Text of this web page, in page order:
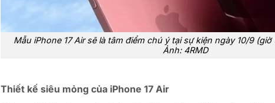
Mẫu iPhone 17 Air sẽ là tâm điểm chú ý tại sự kiện ngày 10/9
Ảnh: 4RMD
Thiết kế siêu mỏng của iPhone 17 Air